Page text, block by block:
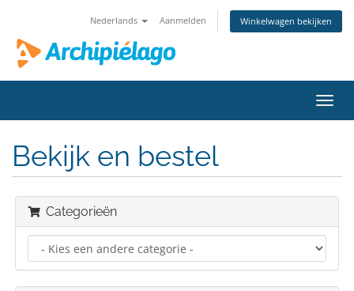
Nederlands Aanmelden Winkelwagen bekijken
in-/
Bekijk en bestel
Categorieën